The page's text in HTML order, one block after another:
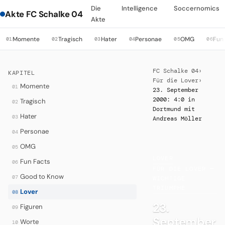
Akte FC Schalke 04
Die
Akte
Intelligence Soccernomics
01Momente 02Tragisch 03Hater 04Personae 05OMG 06
KAPITEL
01 Momente
02 Tragisch
03 Hater
04 Personae
05 OMG
06 Fun Facts
07 Good to Know
08 Lover
09 Figuren
10 Worte
FC Schalke 04›
Für die Lover›
23. September
2000: 4:0 in
Dortmund mit
Andreas Möller
23.